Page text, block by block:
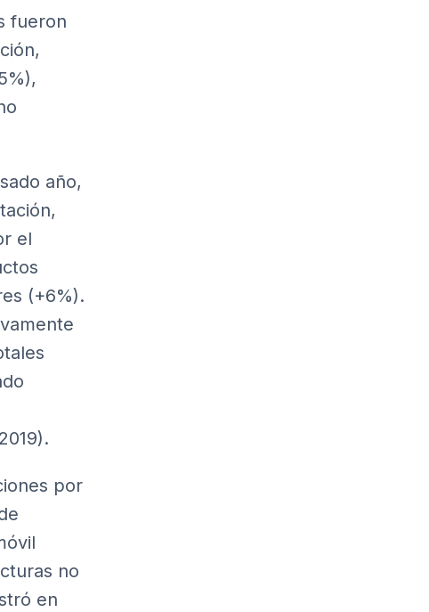
fueron
año,
el
(+6%).
por
no
en